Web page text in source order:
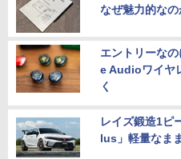
なぜ魅力的なの
エントリーな
e Audioワイヤ
く
レイズ鍛造1ピ
lus」軽量なま